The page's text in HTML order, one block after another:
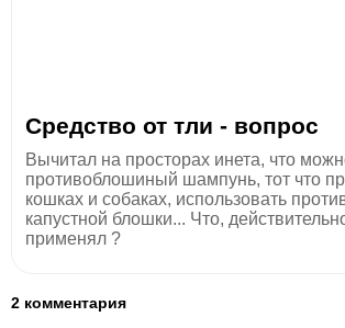
Средство от тли - вопрос
Вычитал на просторах инета, что
противоблошиный шампунь, тот что
кошках и собаках, использовать
капустной блошки... Что,
применял ?
2 комментария